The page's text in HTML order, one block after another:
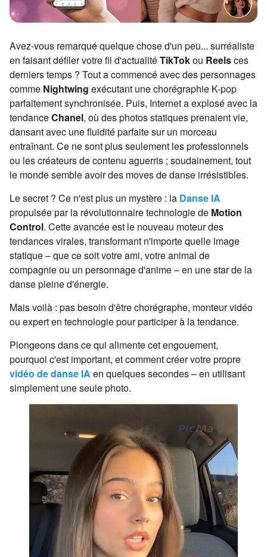
Avez-vous remarqué quelque chose d'un peu... surréaliste
en faisant défiler votre fil d'actualitéTikTokou Reelsces
derniers temps ? Tout a commencé avec des personnages
comme Nightwing exécutant une chorégraphie K-pop
parfaitement synchronisée. Puis, Internet a explosé avec la
tendanceChanel, où des photos statiques prenaient vie,
dansant avec une fluidité parfaite sur un morceau
entraînant. Ce ne sont plus seulement les professionnels
ou les créateurs de contenu aguerris ; soudainement, tout
le monde semble avoir des moves de danse irrésistibles.
Le secret ? Ce n'est plus un mystère : la Danse IA
propulsée par la révolutionnaire technologie de Motion
Control. Cette avancée est le nouveau moteur des
tendances virales, transformant n'importe quelle image
statique – que ce soit votre ami, votre animal de
compagnie ou un personnage d'anime – en une star de la
danse pleine d'énergie.
Mais voilà : pas besoin d'être chorégraphe, monteur vidéo
ou expert en technologie pour participer à la tendance.
Plongeons dans ce qui alimente cet engouement,
pourquoi c'est important, et comment créer votre propre
vidéo de danse IA en quelques secondes – en utilisant
simplement une seule photo.